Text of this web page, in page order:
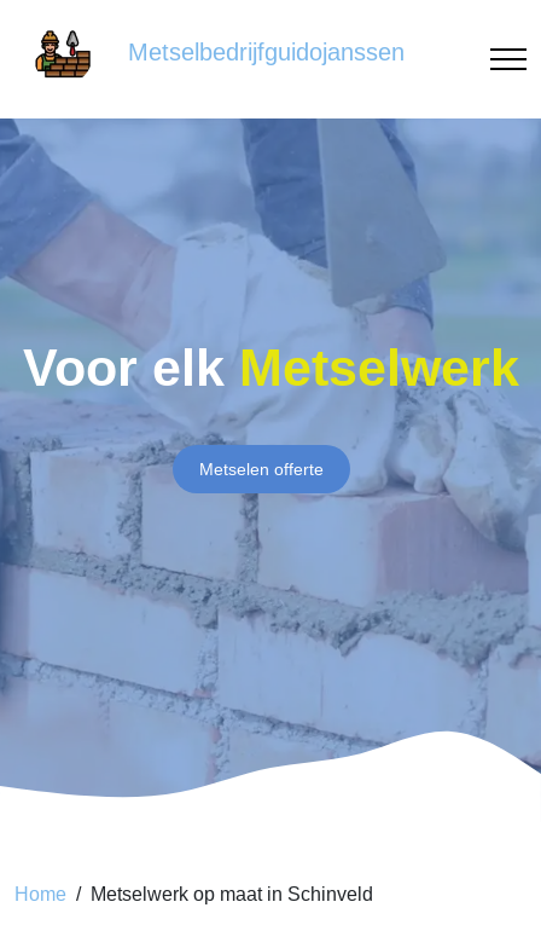
Metselbedrijfguidojanssen
Voor elk Metselwerk
Metselen offerte
Home Metselwerk op maat in Schinveld